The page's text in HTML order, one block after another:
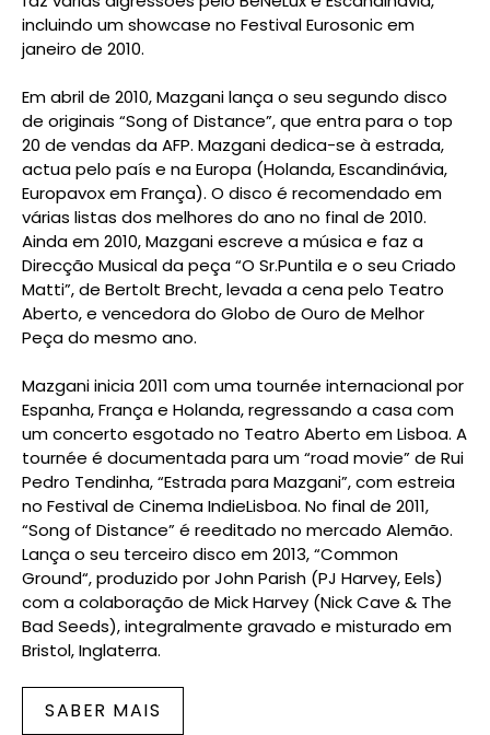
incluindo um showcase no Festival Eurosonic em
janeiro de 2010.
Em abril de 2010, Mazgani lança o seu segundo disco
de originais “Song of Distance”, que entra para o top
20 de vendas da AFP. Mazgani dedica-se à estrada,
actua pelo país e na Europa (Holanda, Escandinávia,
Europavox em França). O disco é recomendado em
várias listas dos melhores do ano no final de 2010.
Ainda em 2010, Mazgani escreve a música e faz a
Direcção Musical da peça “O Sr.Puntila e o seu Criado
Matti”, de Bertolt Brecht, levada a cena pelo Teatro
Aberto, e vencedora do Globo de Ouro de Melhor
Peça do mesmo ano.
Mazgani inicia 2011 com uma tournée internacional por
Espanha, França e Holanda, regressando a casa com
um concerto esgotado no Teatro Aberto em Lisboa. A
tournée é documentada para um “road movie” de Rui
Pedro Tendinha, “Estrada para Mazgani”, com estreia
no Festival de Cinema IndieLisboa. No final de 2011,
“Song of Distance” é reeditado no mercado Alemão.
Lança o seu terceiro disco em 2013, “Common
Ground“, produzido por John Parish (PJ Harvey, Eels)
com a colaboração de Mick Harvey (Nick Cave & The
Bad Seeds), integralmente gravado e misturado em
Bristol, Inglaterra.
SABER MAIS